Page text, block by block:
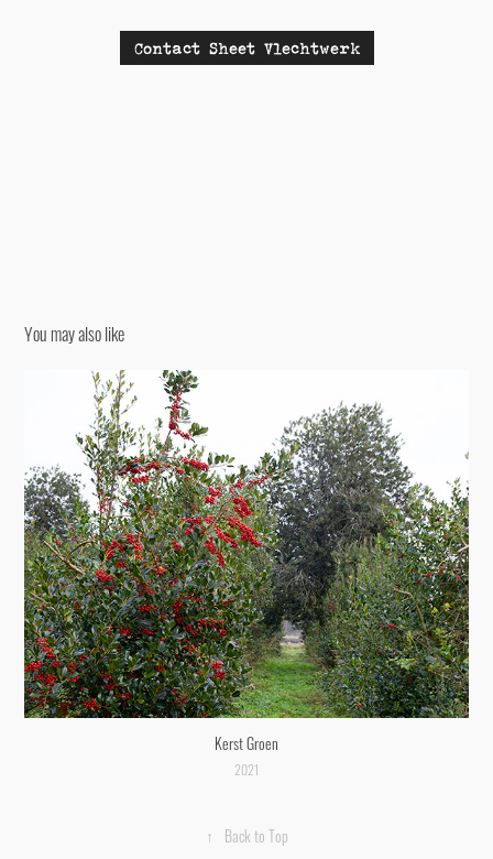
Contact Sheet Vlechtwerk
You may also like
Kerst Groen
2021
↑ Back to Top